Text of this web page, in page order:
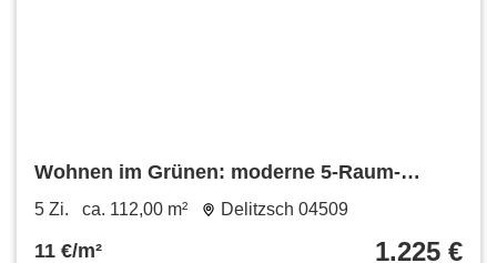
Wohnen im Grünen: moderne 5-Raum-
Wohnung mit Balkon | Garten |
5 Zi. ca. 112,00 m² Delitzsch 04509
11 €/m² 1.225 €